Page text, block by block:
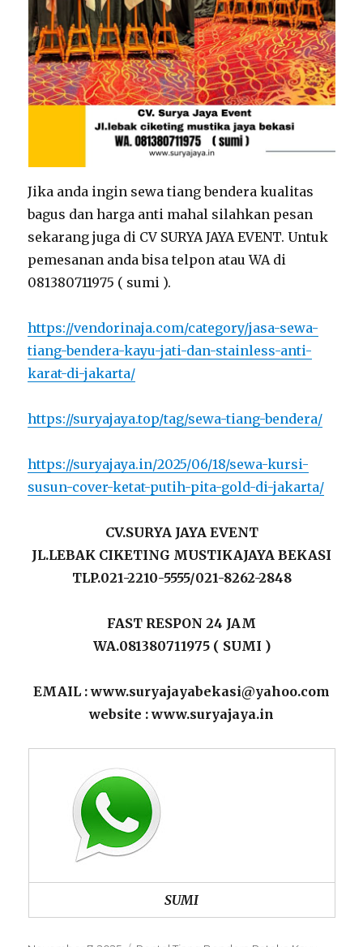
Jika anda ingin sewa tiang bendera kualitas
bagus dan harga anti mahal silahkan pesan
sekarang juga di CV SURYA JAYA EVENT. Untuk
pemesanan anda bisa telpon atau WA di
081380711975 ( sumi ).
https://vendorinaja.com/category/jasa-sewa-
tiang-bendera-kayu-jati-dan-stainless-anti-
karat-di-jakarta/
https://suryajaya.top/tag/sewa-tiang-bendera/
https://suryajaya.in/2025/06/18/sewa-kursi-
susun-cover-ketat-putih-pita-gold-di-jakarta/
CV.SURYA JAYA EVENT
JL.LEBAK CIKETING MUSTIKAJAYA BEKASI
TLP.021-2210-5555/021-8262-2848
FAST RESPON 24 JAM
WA.081380711975 ( SUMI )
EMAIL : www.suryajayabekasi@yahoo.com
website : www.suryajaya.in
SUMI